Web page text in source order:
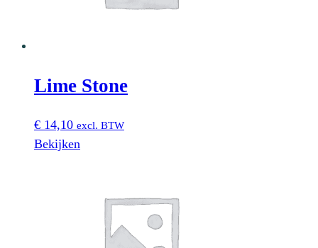
Lime Stone
€ 14,10 excl. BTW
Bekijken